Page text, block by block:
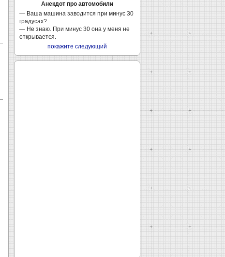
Анекдот про автомобили
— Ваша машина заводится при минус 30
градусах?
— Не знаю. При минус 30 она у меня не
открывается.
покажите следующий